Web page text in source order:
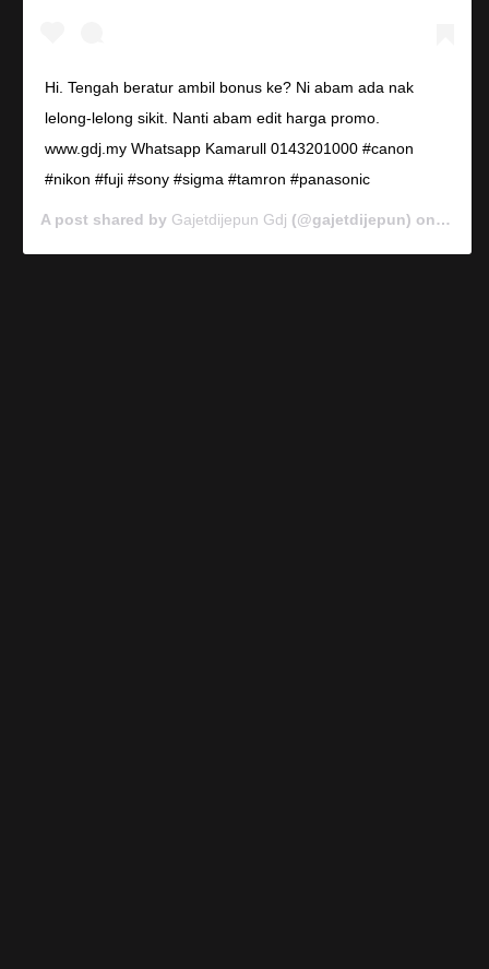
Hi. Tengah beratur ambil bonus ke? Ni abam ada nak
lelong-lelong sikit. Nanti abam edit harga promo.
www.gdj.my Whatsapp Kamarull 0143201000 #canon
#nikon #fuji #sony #sigma #tamron #panasonic
A post shared by Gajetdijepun Gdj (@gajetdijepun) on Jan 7,